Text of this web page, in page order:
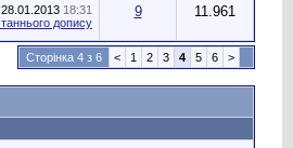
28.01.2013 18:31
9 11.961
Сторінка 4 з 6 < 1 2 3 4 5 6 >